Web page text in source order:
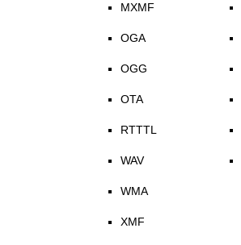
MXMF
OGA
OGG
OTA
RTTTL
WAV
WMA
XMF